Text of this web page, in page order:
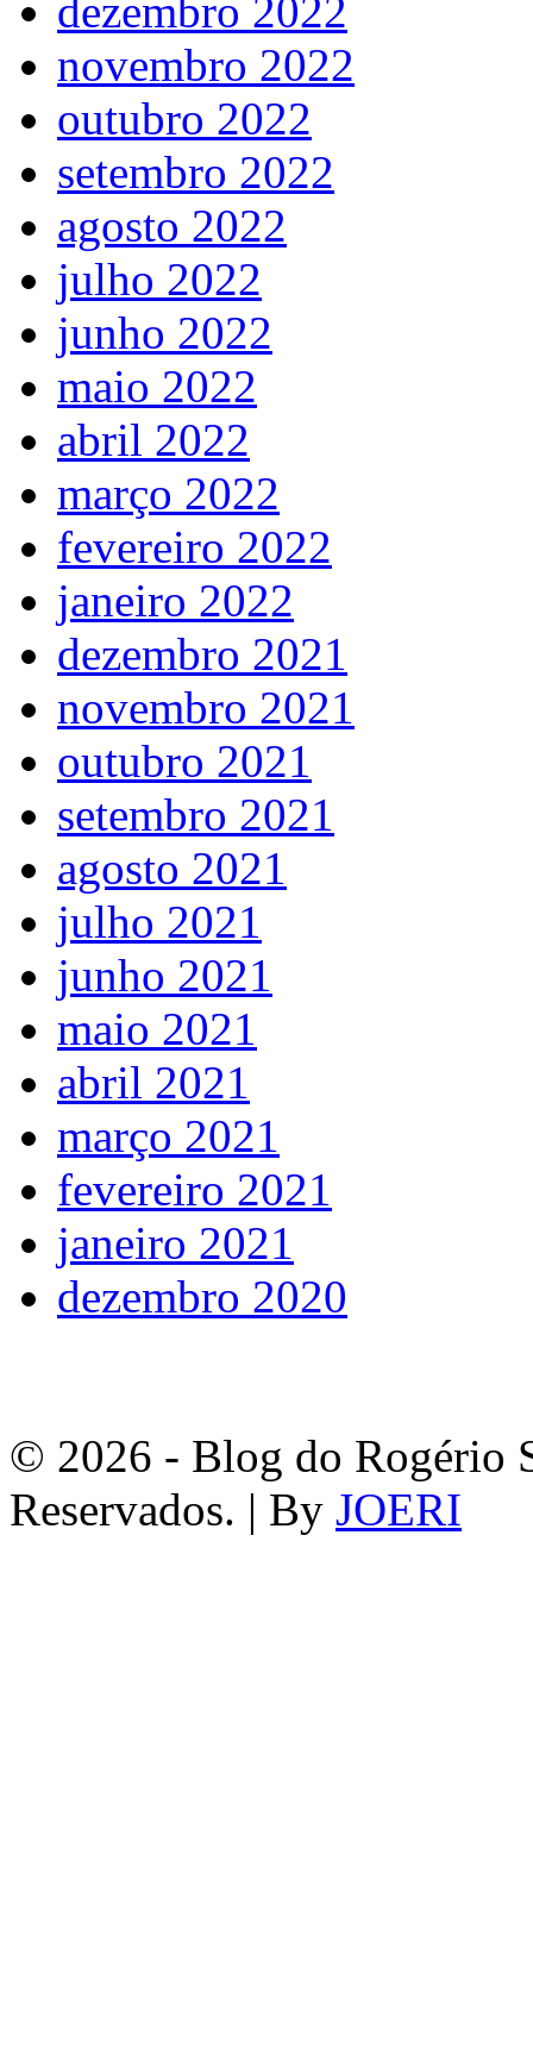
dezembro 2022
novembro 2022
outubro 2022
setembro 2022
agosto 2022
julho 2022
junho 2022
maio 2022
abril 2022
março 2022
fevereiro 2022
janeiro 2022
dezembro 2021
novembro 2021
outubro 2021
setembro 2021
agosto 2021
julho 2021
junho 2021
maio 2021
abril 2021
março 2021
fevereiro 2021
janeiro 2021
dezembro 2020
© 2026 - Blog do Rogério
Reservados. | By JOERI